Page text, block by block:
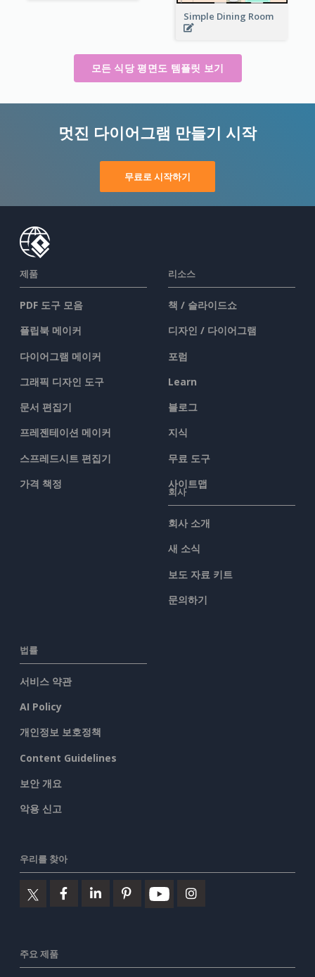
Simple Dining Room
모든 식당 평면도 템플릿 보기
멋진 다이어그램 만들기 시작
무료로 시작하기
제품
PDF 도구 모음
플립북 메이커
다이어그램 메이커
그래픽 디자인 도구
문서 편집기
프레젠테이션 메이커
스프레드시트 편집기
가격 책정
리소스
책 / 슬라이드쇼
디자인 / 다이어그램
포럼
Learn
블로그
지식
무료 도구
사이트맵
회사
회사 소개
새 소식
보도 자료 키트
문의하기
법률
서비스 약관
AI Policy
개인정보 보호정책
Content Guidelines
보안 개요
악용 신고
우리를 찾아
주요 제품